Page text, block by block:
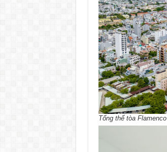
Tổng thể tòa Flamenco